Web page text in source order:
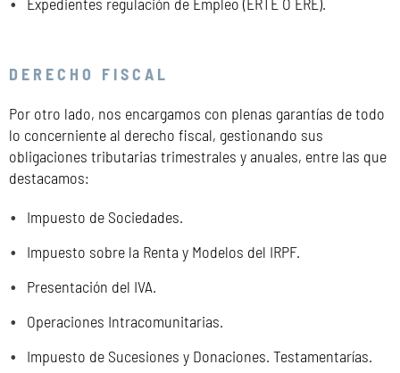
DERECHO FISCAL
Por otro lado, nos encargamos con plenas garantías de todo
lo concerniente al derecho fiscal, gestionando sus
obligaciones tributarias trimestrales y anuales, entre las que
destacamos:
Impuesto de Sociedades.
Impuesto sobre la Renta y Modelos del IRPF.
Presentación del IVA.
Operaciones Intracomunitarias.
Impuesto de Sucesiones y Donaciones. Testamentarías.